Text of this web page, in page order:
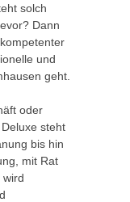
solch
Dann
und
geht.
oder
steht
bis hin
mit Rat
wird